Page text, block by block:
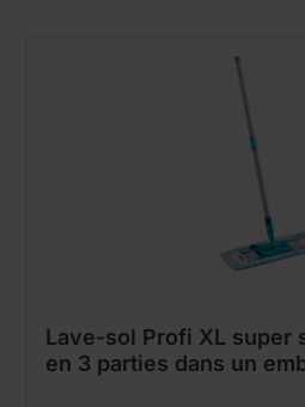
Lave-sol Profi XL super
en 3 parties dans un